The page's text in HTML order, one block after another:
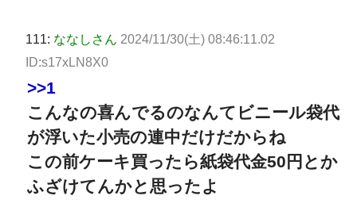
111: ななしさん 2024/11/30(土) 08:46:11.02
ID:s17xLN8X0
>>1
こんなの喜んでるのなんてビニール袋代
が浮いた小売の連中だけだからね
この前ケーキ買ったら紙袋代金50円とか
ふざけてんかと思ったよ